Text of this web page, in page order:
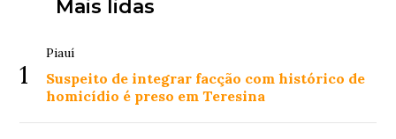
Mais lidas
1
Piauí
Suspeito de integrar facção com histórico de
homicídio é preso em Teresina